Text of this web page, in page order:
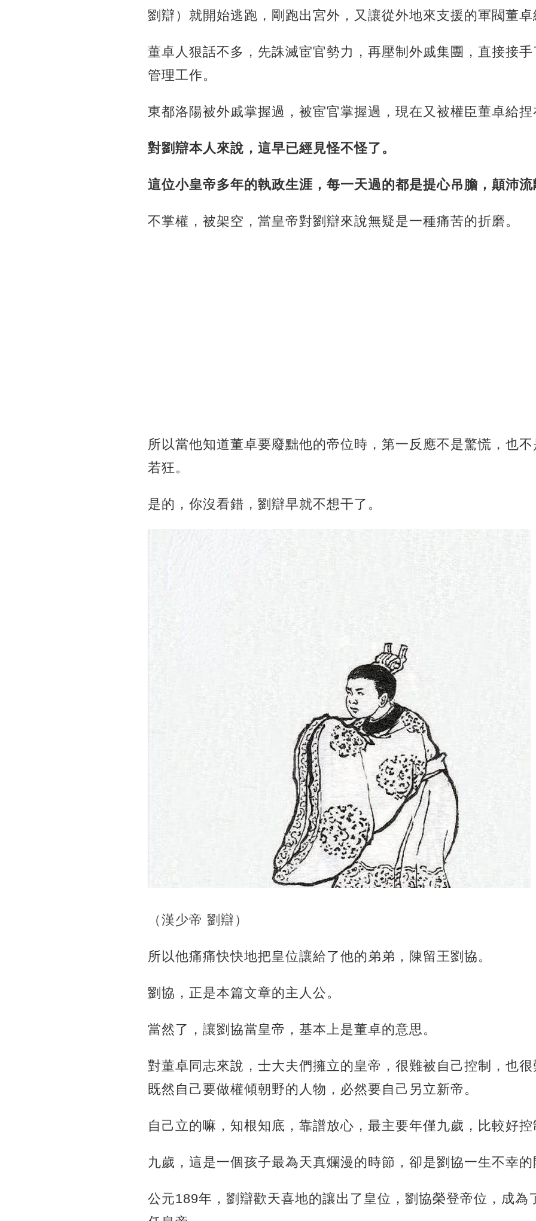
劉辯）就開始逃跑，剛跑出宮外，又讓從外地來支援的軍閥董卓
董卓人狠話不多，先誅滅宦官勢力，再壓制外戚集團，直接接
管理工作。
東都洛陽被外戚掌握過，被宦官掌握過，現在又被權臣董卓給捏
對劉辯本人來說，這早已經見怪不怪了。
這位小皇帝多年的執政生涯，每一天過的都是提心吊膽，顛沛流
不掌權，被架空，當皇帝對劉辯來說無疑是一種痛苦的折磨。
所以當他知道董卓要廢黜他的帝位時，第一反應不是驚慌，也
若狂。
是的，你沒看錯，劉辯早就不想干了。
（漢少帝 劉辯）
所以他痛痛快快地把皇位讓給了他的弟弟，陳留王劉協。
劉協，正是本篇文章的主人公。
當然了，讓劉協當皇帝，基本上是董卓的意思。
對董卓同志來說，士大夫們擁立的皇帝，很難被自己控制，也很
既然自己要做權傾朝野的人物，必然要自己另立新帝。
自己立的嘛，知根知底，靠譜放心，最主要年僅九歲，比較好控
九歲，這是一個孩子最為天真爛漫的時節，卻是劉協一生不幸的
公元189年，劉辯歡天喜地的讓出了皇位，劉協榮登帝位，成為